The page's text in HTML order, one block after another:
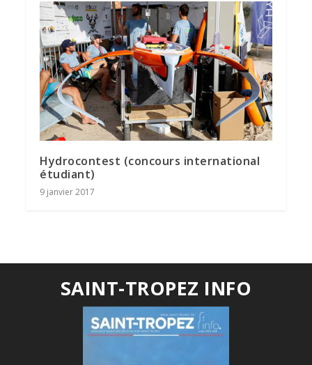
Hydrocontest (concours international
étudiant)
9 janvier 2017
SAINT-TROPEZ INFO